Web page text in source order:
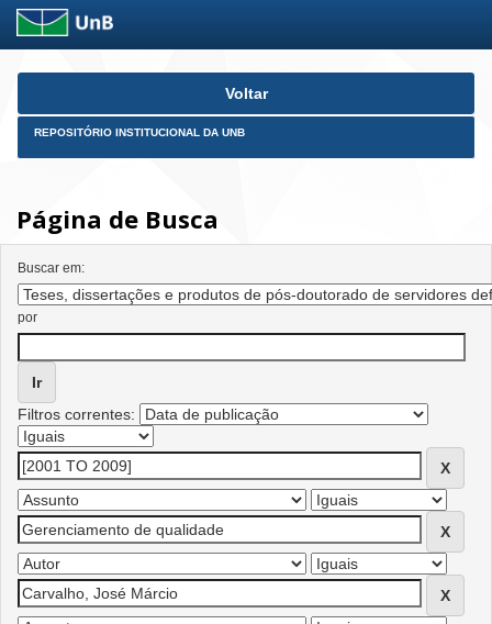
Skip
Voltar
REPOSITÓRIO INSTITUCIONAL DA UNB
Página de Busca
Buscar em:
por
Filtros correntes: